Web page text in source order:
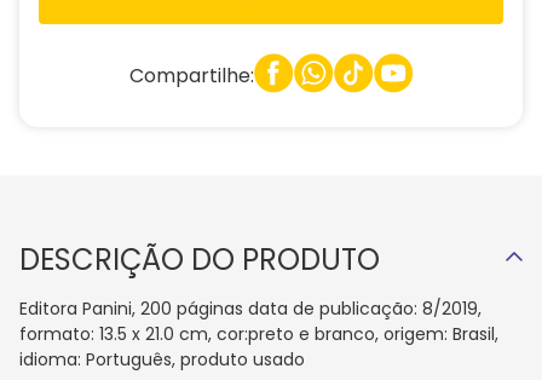
Compartilhe:
DESCRIÇÃO DO PRODUTO
Editora Panini, 200 páginas data de publicação: 8/2019,
formato: 13.5 x 21.0 cm, cor:preto e branco, origem: Brasil,
idioma: Português, produto usado